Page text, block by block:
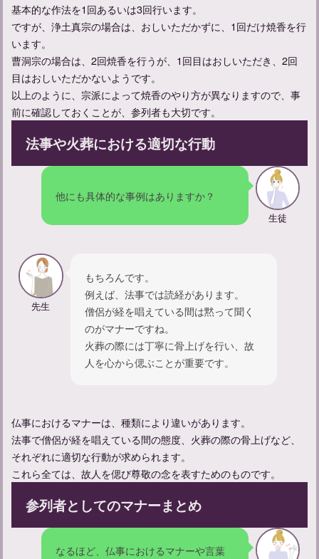
忌中やってはいけないことについて解説
適切な遺体管理のポイントと安置場所選び、その重要性とは
基本的な作法を1回あるいは3回行います。
ですが、浄土真宗の場合は、おしいただかずに、1回だけ焼香を行
います。
曹洞宗の場合は、2回焼香を行うが、1回目はおしいただき、2回
目はおしいただかないようです。
以上のように、宗派によって焼香のやり方が異なりますので、事
前に確認しておくことが、参列者も大切です。
法事や火葬における適切な行動
他にも具体的な事例はありますか？
生徒
先生
もちろんです。
例えば、法事では読経があります。
僧侶が経を唱えている間は黙って聞く
のがマナーですね。
火葬の際には丁寧に骨上げを行い、故
人を心から偲ぶことが重要です。
仏事におけるマナーは、種類により違いがあります。
法事で僧侶が経を唱えている間の態度、火葬の際の骨上げなど、
それぞれに適切な行動が求められます。
これら全ては、故人を偲び尊敬の念を表すためのものです。
参列者としてのマナーまとめ
なるほど、仏事におけるマナーや言葉